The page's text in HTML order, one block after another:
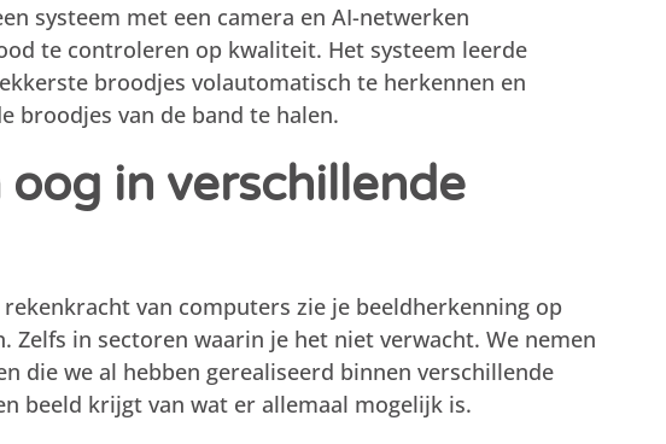
systeem met een camera en AI-netwerken
te controleren op kwaliteit. Het systeem leerde
broodjes volautomatisch te herkennen en
broodjes van de band te halen.
oog in verschillende
van computers zie je beeldherkenning op
Zelfs in sectoren waarin je het niet verwacht. We nemen
die we al hebben gerealiseerd binnen verschillende
beeld krijgt van wat er allemaal mogelijk is.